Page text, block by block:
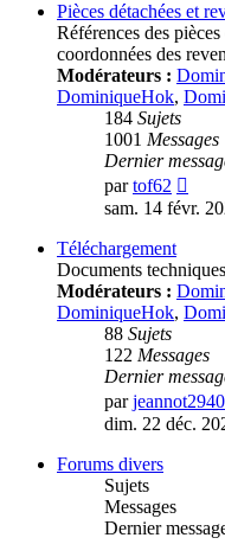
Pièces détachées et
Références des
coordonnées des
Modérateurs :
DominiqueHok,
184 Sujets
1001 Messages
Dernier
partof62
le
sam. 14 févr.
Téléchargement
Documents
Modérateurs :
DominiqueHok,
88 Sujets
122 Messages
Dernier
par
dim. 22 déc.
Forums divers
Sujets
Messages
Dernier